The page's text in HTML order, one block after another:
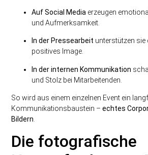
Auf Social Media erzeugen
und Aufmerksamkeit.
In der Pressearbeit unterstützen sie
positives Image.
In der internen Kommunikation
und Stolz bei Mitarbeitenden.
So wird aus einem einzelnen Event ein
Kommunikationsbaustein –echtes
Bildern
Die fotografische